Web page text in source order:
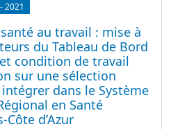
-2021
au travail : mise à
du Tableau de Bord
condition de travail
sur une sélection
dans le Système
en Santé
Côte d’Azur